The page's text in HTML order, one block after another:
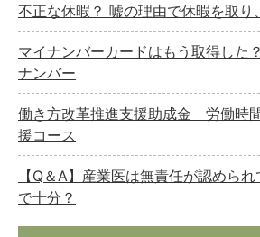
不正な休暇？ 嘘の理由で休暇を取り
マイナンバーカードはもう取得した
ナンバー
働き方改革推進支援助成金 労働時
援コース
【Q＆A】産業医は無責任が認めら
で十分？